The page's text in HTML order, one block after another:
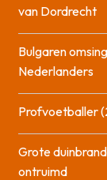
van Dordrecht
Bulgaren
Nederlanders
Profvoetballer
Grote
ontruimd